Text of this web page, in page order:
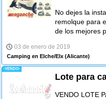
No dejes la
remolque para
de los mejores
03 de enero de 2019
Camping en Elche/Elx (Alicante)
-VENDO-
Lote para
VENDO LOTE